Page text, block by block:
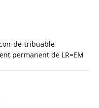
de-tribuable
permanent de LR=EM